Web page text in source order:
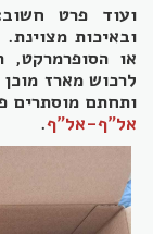
ועוד פרט
ובאיכות
או הסופרמרקט,
לרכוש מארז
ותחתם מוסתרים
אל"ף-אל"ף.